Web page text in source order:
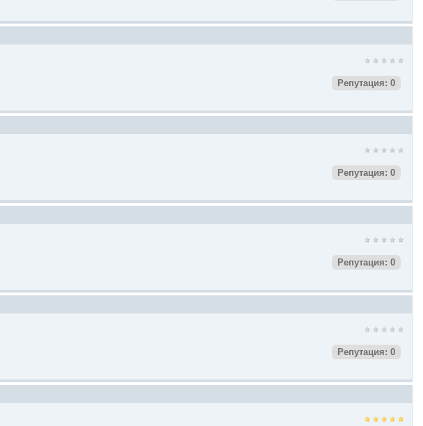
Репутация: 0
Репутация: 0
Репутация: 0
Репутация: 0